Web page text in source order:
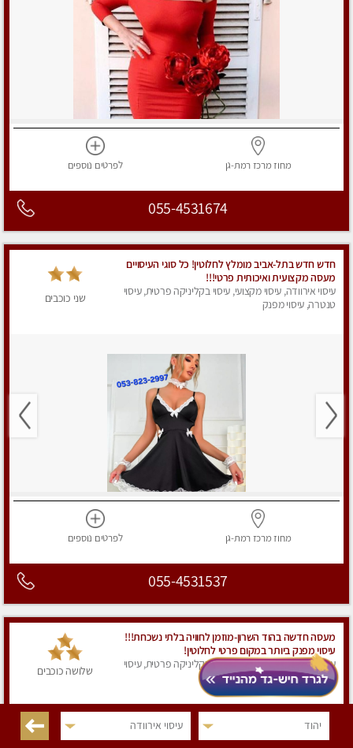
יהוד עיסוי אירוודה
מחוז מרכז רמת-גן לפרטים נוספים
055-4531674
חדש חדש בתל-אביב מומלץ לחלוטין! כל סוגי העיסויים
מעסה מקצועית ואיכותית פרטי!!!
עיסוי אירוודה, עיסוי מקצועי, עיסוי בקליניקה פרטית, עיסוי
טנטרה, עיסוי מפנק
שני כוכבים
מחוז מרכז רמת-גן לפרטים נוספים
055-4531537
מעסה חדשה בהוד השרון-מוזמן לחוויה בלתי נשכחת!!!
עיסוי מפנק ביותר במקום פרטי לחלוטין!
עיסוי אירוודה, עיסוי מקצועי, עיסוי בקליניקה פרטית, עיסוי
טנטרה, עיסוי מפנק
שלושה כוכבים